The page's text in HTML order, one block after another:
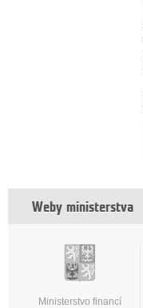
Weby ministerstva
Ministerstvo financí